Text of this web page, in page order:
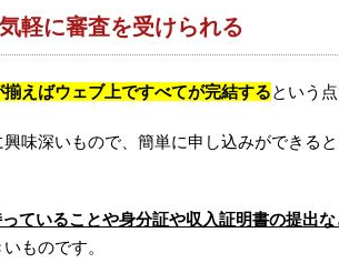
軽に審査を受けられる
揃えばウェブ上ですべてが完結するという
味深いもので、簡単に申し込みができる
ていることや身分証や収入証明書の提出
ものです。